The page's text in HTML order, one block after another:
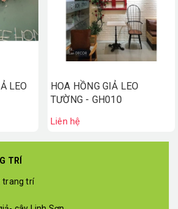
LEO
HOA HỒNG GIẢ LEO
TƯỜNG - GH010
Liên hệ
TRÍ
trang trí